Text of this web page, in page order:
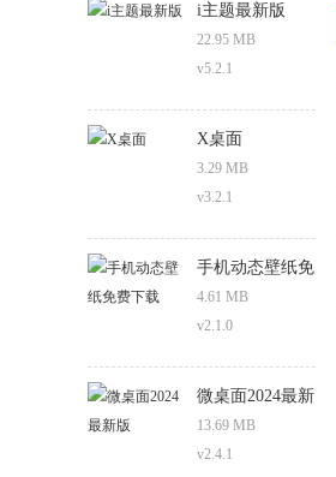
i主题最新版
22.95 MB
v5.2.1
X桌面
3.29 MB
v3.2.1
手机动态壁纸免
费下载
4.61 MB
v2.1.0
微桌面2024最新
版
13.69 MB
v2.4.1